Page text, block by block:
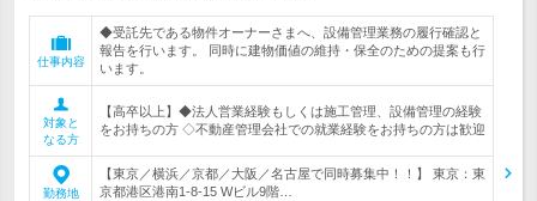
仕事内容
◆受託先である物件オーナーさまへ、設備管理業務の履行確認と
報告を行います。 同時に建物価値の維持・保全のための提案も行
います。
対象と
なる方
【高卒以上】◆法人営業経験もしくは施工管理、設備管理の経験
をお持ちの方 ◇不動産管理会社での就業経験をお持ちの方は歓迎
勤務地
【東京／横浜／京都／大阪／名古屋で同時募集中！！】 東京：東
京都港区港南1-8-15 Wビル9階…